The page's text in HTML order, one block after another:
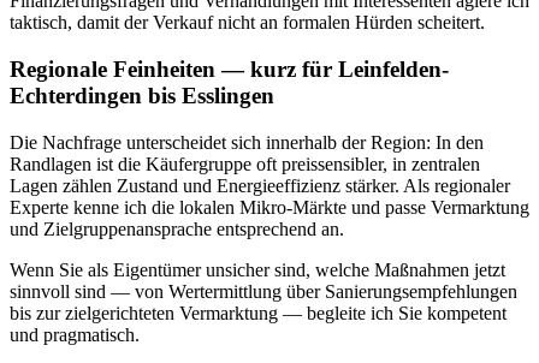
taktisch, damit der Verkauf nicht an formalen Hürden scheitert.
Regionale Feinheiten — kurz für Leinfelden-
Echterdingen bis Esslingen
Die Nachfrage unterscheidet sich innerhalb der Region: In den
Randlagen ist die Käufergruppe oft preissensibler, in zentralen
Lagen zählen Zustand und Energieeffizienz stärker. Als regionaler
Experte kenne ich die lokalen Mikro-Märkte und passe Vermarktung
und Zielgruppenansprache entsprechend an.
Wenn Sie als Eigentümer unsicher sind, welche Maßnahmen jetzt
sinnvoll sind — von Wertermittlung über Sanierungsempfehlungen
bis zur zielgerichteten Vermarktung — begleite ich Sie kompetent
und pragmatisch.